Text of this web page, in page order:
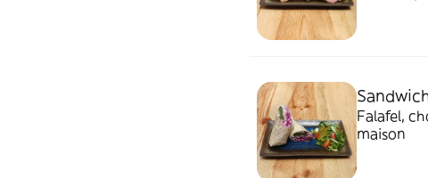
Falafel,
maison